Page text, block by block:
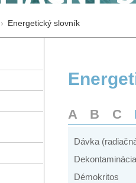
› Energetický slovník
A B C
Dávka
Dekontaminácia
Démokritos